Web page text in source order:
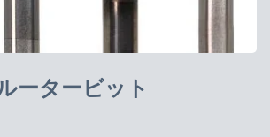
ータービット